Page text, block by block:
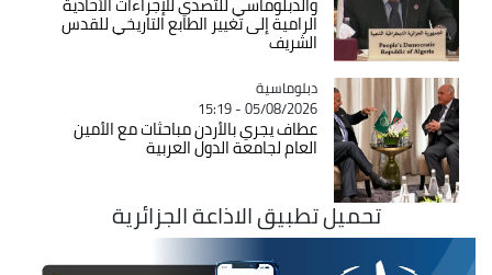
الرامية إلى تغيير الطابع التاريخي للقدس
الشريف
Catégorie
دبلوماسية
05/08/2026 - 15:19
عطاف يجري بالأردن مباحثات مع الأمين
العام لجامعة الدول العربية
تحميل تطبيق الاذاعة الجزائرية